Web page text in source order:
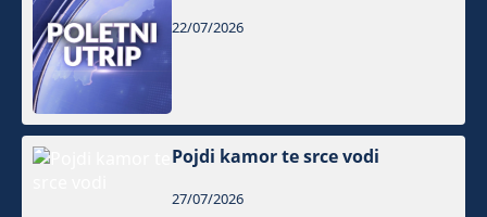
22/07/2026
Pojdi kamor te srce vodi
27/07/2026